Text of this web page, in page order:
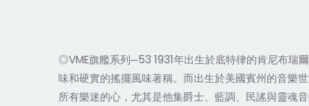
◎VME旗艦系列─53 1931年出生於底特律的肯尼布瑞
味和硬實的搖擺風味著稱。而出生於美國賓州的音樂
所有樂迷的心，尤其是他集爵士、藍調、民謠與靈魂